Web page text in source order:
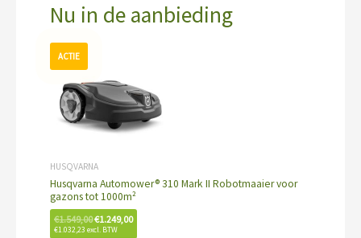
Nu in de aanbieding
HUSQVARNA
Husqvarna Automower® 310 Mark II Robotmaaier voor
gazons tot 1000m²
€1.549,00
was:
€1.549,00.
€1.249,00
is:
€1.249,00.
€1.032,23 excl. BTW